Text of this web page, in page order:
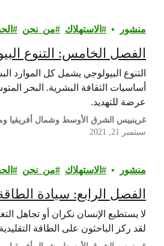
منشور الاستهلاك من_نحن
الفصل الخامس: التنوع
التنوع البيولوجي يشمل كل الموارد
أساسيات الثقافة البشرية. البحر
عرضة للتهديد.
غرينبيس الشرق الأوسط وشمال أفريقيا
سبتمبر 21, 2021
منشور الاستهلاك من_نحن
الفصل الرابع: سيادة
لا يستطيع الإنسان نكران أو تجاهل
لقد ركز الباحثون على الطاقة